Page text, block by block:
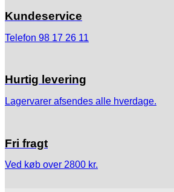
Kundeservice
Telefon 98 17 26 11
Hurtig levering
Lagervarer afsendes alle hverdage.
Fri fragt
Ved køb over 2800 kr.